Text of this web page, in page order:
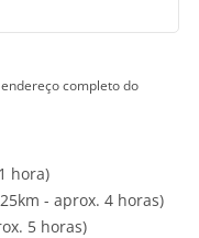
completo do
hora)
- aprox. 4 horas)
5 horas)